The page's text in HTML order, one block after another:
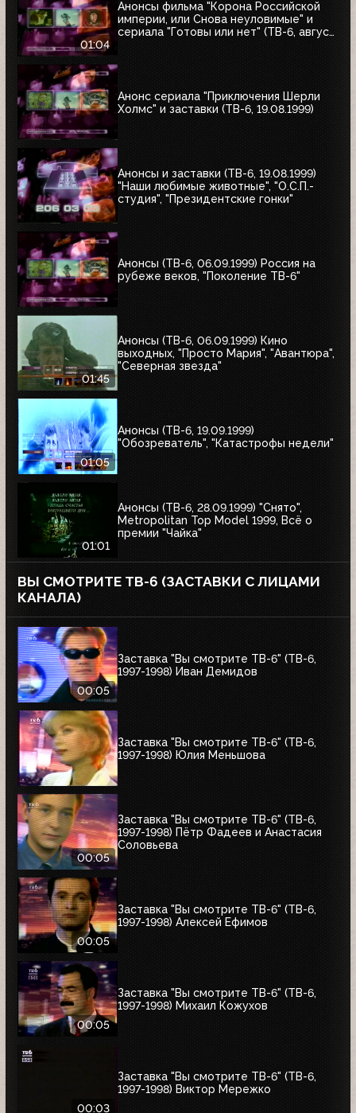
01:04
Анонсы фильма "Корона Российской
империи, или Снова неуловимые" и
сериала "Готовы или нет" (ТВ-6, август
Анонс сериала "Приключения Шерли
Холмс" и заставки (ТВ-6, 19.08.1999)
Анонсы и заставки (ТВ-6, 19.08.1999)
"Наши любимые животные", "О.С.П.-
студия", "Президентские гонки"
Анонсы (ТВ-6, 06.09.1999) Россия на
рубеже веков, "Поколение ТВ-6"
01:45
Анонсы (ТВ-6, 06.09.1999) Кино
выходных, "Просто Мария", "Авантюра",
"Северная звезда"
01:05
Анонсы (ТВ-6, 19.09.1999)
"Обозреватель", "Катастрофы недели"
01:01
Анонсы (ТВ-6, 28.09.1999) "Снято",
Metropolitan Top Model 1999, Всё о
премии "Чайка"
ВЫ СМОТРИТЕ ТВ-6 (ЗАСТАВКИ С ЛИЦАМИ
КАНАЛА)
00:05
Заставка "Вы смотрите ТВ-6" (ТВ-6,
1997-1998) Иван Демидов
Заставка "Вы смотрите ТВ-6" (ТВ-6,
1997-1998) Юлия Меньшова
00:05
Заставка "Вы смотрите ТВ-6" (ТВ-6,
1997-1998) Пётр Фадеев и Анастасия
Соловьева
00:05
Заставка "Вы смотрите ТВ-6" (ТВ-6,
1997-1998) Алексей Ефимов
00:05
Заставка "Вы смотрите ТВ-6" (ТВ-6,
1997-1998) Михаил Кожухов
00:03
Заставка "Вы смотрите ТВ-6" (ТВ-6,
1997-1998) Виктор Мережко